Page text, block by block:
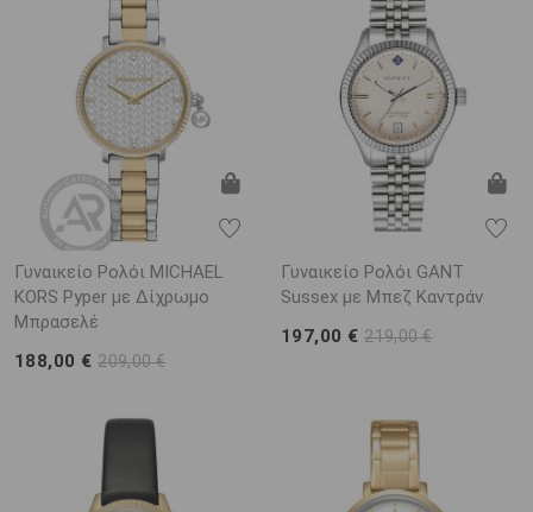
Γυναικείο Ρολόι MICHAEL
KORS Pyper με Δίχρωμο
Μπρασελέ
188,00 €209,00 €
Γυναικείο Ρολόι GANT
Sussex με Μπεζ Καντράν
197,00 €219,00 €